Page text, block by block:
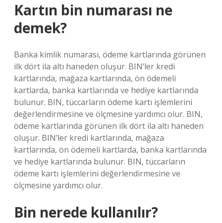
Kartın bin numarası ne
demek?
Banka kimlik numarası, ödeme kartlarında görünen
ilk dört ila altı haneden oluşur. BIN’ler kredi
kartlarında, mağaza kartlarında, ön ödemeli
kartlarda, banka kartlarında ve hediye kartlarında
bulunur. BIN, tüccarların ödeme kartı işlemlerini
değerlendirmesine ve ölçmesine yardımcı olur. BIN,
ödeme kartlarında görünen ilk dört ila altı haneden
oluşur. BIN’ler kredi kartlarında, mağaza
kartlarında, ön ödemeli kartlarda, banka kartlarında
ve hediye kartlarında bulunur. BIN, tüccarların
ödeme kartı işlemlerini değerlendirmesine ve
ölçmesine yardımcı olur.
Bin nerede kullanılır?